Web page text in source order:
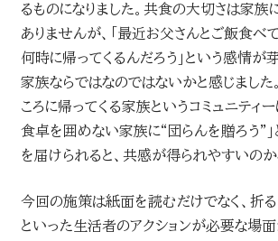
るものになりました。共食の大切さは家族
ありませんが、「最近お父さんとご飯食べ
何時に帰ってくるんだろう」という感情が
家族ならではなのではないかと感じました
ころに帰ってくる家族というコミュニティ
食卓を囲めない家族に“団らんを贈ろう”」
を届けられると、共感が得られやすいのか
今回の施策は紙面を読むだけでなく、折る
といった生活者のアクションが必要な場面